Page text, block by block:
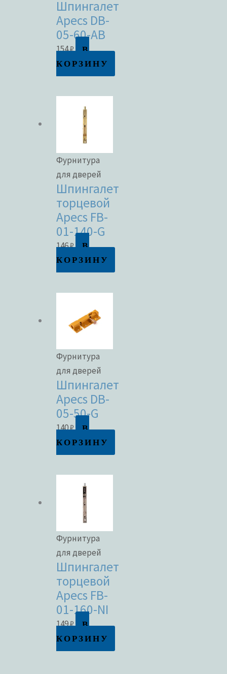
Шпингалет
Apecs DB-
05-60-AB
154₽
В
КОРЗИНУ
Фурнитура
для дверей
Шпингалет
торцевой
Apecs FB-
01-140-G
146₽
В
КОРЗИНУ
Фурнитура
для дверей
Шпингалет
Apecs DB-
05-50-G
140₽
В
КОРЗИНУ
Фурнитура
для дверей
Шпингалет
торцевой
Apecs FB-
01-160-NI
149₽
В
КОРЗИНУ